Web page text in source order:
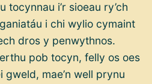
i’r sioeau ry’ch
i chi wylio cymaint
dros y penwythnos.
pob tocyn, felly os oes
gweld, mae’n well prynu